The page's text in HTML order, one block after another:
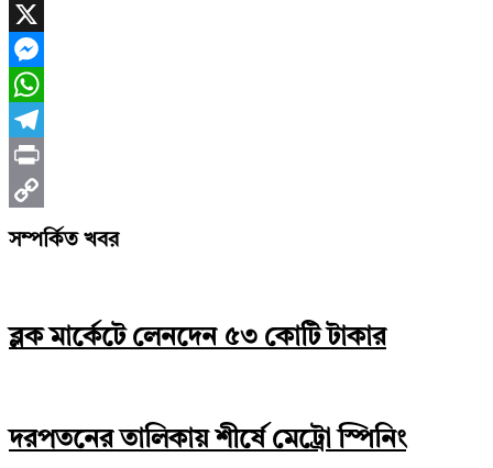
Facebook
X
Messenger
WhatsApp
Telegram
Print
Copy
সম্পর্কিত খবর
ব্লক মার্কেটে লেনদেন ৫৩ কোটি টাকার
দরপতনের তালিকায় শীর্ষে মেট্রো স্পিনিং